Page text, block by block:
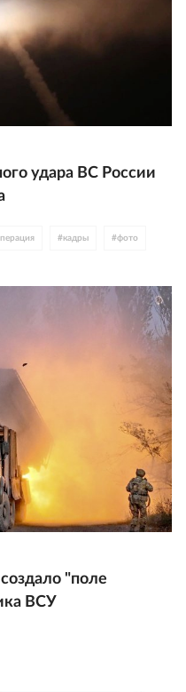
удара ВС России
#кадры #фото
"поле
ВСУ